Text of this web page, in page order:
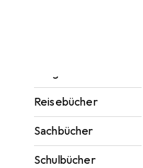
Ratgeber
Reisebücher
Sachbücher
Schulbücher